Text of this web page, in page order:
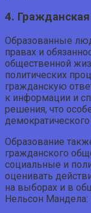
4.
Образованные
правах и
общественной
политических
гражданскую
к информации и
решения, что
Образование
гражданского
социальные и
оценивать
на выборах и в
Нельсон Мандела: